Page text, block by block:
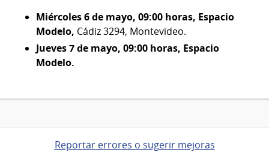
Miércoles 6 de mayo, 09:00 horas, Espacio
Modelo, Cádiz 3294, Montevideo.
Jueves 7 de mayo, 09:00 horas, Espacio
Modelo.
Reportar errores o sugerir mejoras